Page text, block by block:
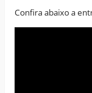
Confira abaixo a